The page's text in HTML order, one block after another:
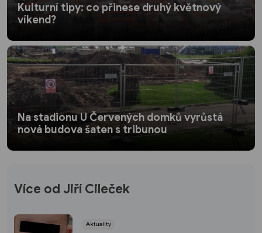
Kulturní tipy: co přinese druhý květnový
víkend?
Na stadionu U Červených domků vyrůstá
nová budova šaten s tribunou
Více od Jiří Cileček
Aktuality